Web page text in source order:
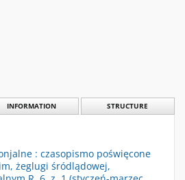
INFORMATION STRUCTURE
: czasopismo poświęcone
żeglugi śródlądowej,